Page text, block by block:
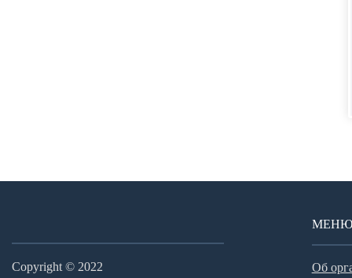
Copyright © 2022
МЕНЮ
Об